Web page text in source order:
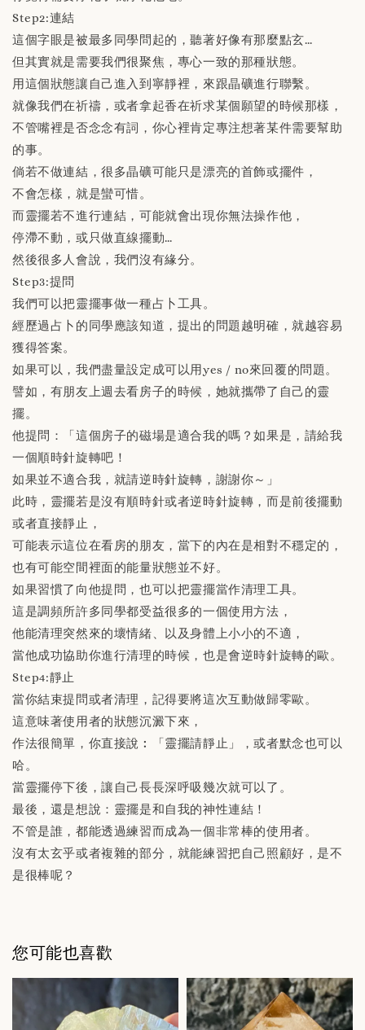
Step2:連結
這個字眼是被最多同學問起的，聽著好像有那麼點玄…
但其實就是需要我們很聚焦，專心一致的那種狀態。
用這個狀態讓自己進入到寧靜裡，來跟晶礦進行聯繫。
就像我們在祈禱，或者拿起香在祈求某個願望的時候那樣，
不管嘴裡是否念念有詞，你心裡肯定專注想著某件需要幫助
的事。
倘若不做連結，很多晶礦可能只是漂亮的首飾或擺件，
不會怎樣，就是蠻可惜。
而靈擺若不進行連結，可能就會出現你無法操作他，
停滯不動，或只做直線擺動…
然後很多人會說，我們沒有緣分。
Step3:提問
我們可以把靈擺事做一種占卜工具。
經歷過占卜的同學應該知道，提出的問題越明確，就越容易
獲得答案。
如果可以，我們盡量設定成可以用yes / no來回覆的問題。
譬如，有朋友上週去看房子的時候，她就攜帶了自己的靈
擺。
他提問：「這個房子的磁場是適合我的嗎？如果是，請給我
一個順時針旋轉吧！
如果並不適合我，就請逆時針旋轉，謝謝你～」
此時，靈擺若是沒有順時針或者逆時針旋轉，而是前後擺動
或者直接靜止，
可能表示這位在看房的朋友，當下的內在是相對不穩定的，
也有可能空間裡面的能量狀態並不好。
如果習慣了向他提問，也可以把靈擺當作清理工具。
這是調頻所許多同學都受益很多的一個使用方法，
他能清理突然來的壞情緒、以及身體上小小的不適，
當他成功協助你進行清理的時候，也是會逆時針旋轉的歐。
Step4:靜止
當你結束提問或者清理，記得要將這次互動做歸零歐。
這意味著使用者的狀態沉澱下來，
作法很簡單，你直接說︰「靈擺請靜止」，或者默念也可以
哈。
當靈擺停下後，讓自己長長深呼吸幾次就可以了。
最後，還是想說：靈擺是和自我的神性連結！
不管是誰，都能透過練習而成為一個非常棒的使用者。
沒有太玄乎或者複雜的部分，就能練習把自己照顧好，是不
是很棒呢？
您可能也喜歡